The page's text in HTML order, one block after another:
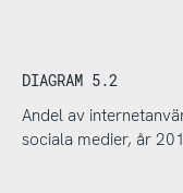
DIAGRAM 5.2
Andel av
sociala medier, år